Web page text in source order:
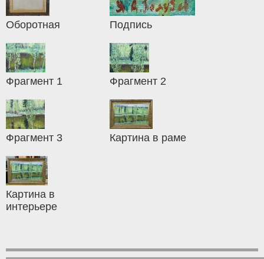
Оборотная Подпись
Фрагмент 1 Фрагмент 2
Фрагмент 3 Картина в раме
Картина в
интерьере